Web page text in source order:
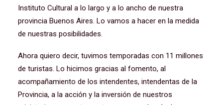
Instituto Cultural a lo largo y a lo ancho de nuestra
provincia Buenos Aires. Lo vamos a hacer en la medida
de nuestras posibilidades.
Ahora quiero decir, tuvimos temporadas con 11 millones
de turistas. Lo hicimos gracias al fomento, al
acompañamiento de los intendentes, intendentas de la
Provincia, a la acción y la inversión de nuestros